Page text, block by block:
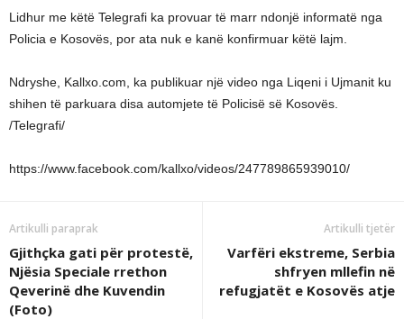
Lidhur me këtë Telegrafi ka provuar të marr ndonjë informatë nga
Policia e Kosovës, por ata nuk e kanë konfirmuar këtë lajm.
Ndryshe, Kallxo.com, ka publikuar një video nga Liqeni i Ujmanit ku
shihen të parkuara disa automjete të Policisë së Kosovës.
/Telegrafi/
https://www.facebook.com/kallxo/videos/247789865939010/
Artikulli paraprak
Gjithçka gati për protestë,
Njësia Speciale rrethon
Qeverinë dhe Kuvendin
(Foto)
Artikulli tjetër
Varfëri ekstreme, Serbia
shfryen mllefin në
refugjatët e Kosovës atje